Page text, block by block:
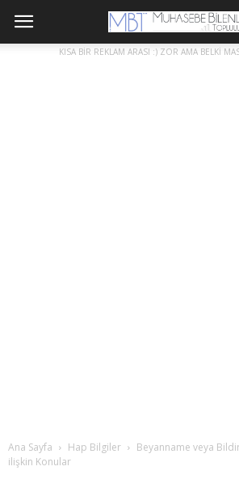
KISA BİR REKLAM ARASI :) ZOR AMA BELKİ
Ana Sayfa Hap Bilgiler
Beyanname veya
ilişkin Konular